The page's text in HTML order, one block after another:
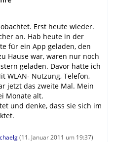
Erst heute wieder.
an. Hab heute in der
für ein App geladen, den
Hause war, waren nur noch
geladen. Davor hatte ich
WLAN- Nutzung, Telefon,
jetzt das zweite Mal. Mein
Monate alt.
und denke, dass sie sich im
(11. Januar 2011 um 19:37)